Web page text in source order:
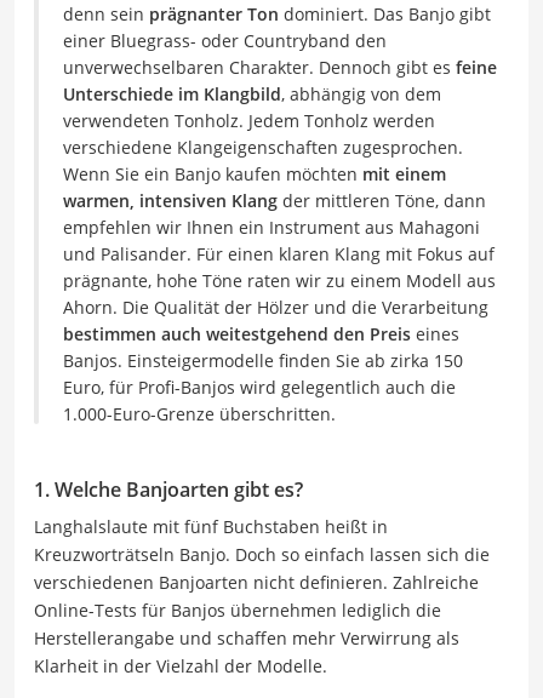
denn sein prägnanter Ton dominiert. Das Banjo gibt
einer Bluegrass- oder Countryband den
unverwechselbaren Charakter. Dennoch gibt es feine
Unterschiede im Klangbild, abhängig von dem
verwendeten Tonholz. Jedem Tonholz werden
verschiedene Klangeigenschaften zugesprochen.
Wenn Sie ein Banjo kaufen möchten mit einem
warmen, intensiven Klang der mittleren Töne, dann
empfehlen wir Ihnen ein Instrument aus Mahagoni
und Palisander. Für einen klaren Klang mit Fokus auf
prägnante, hohe Töne raten wir zu einem Modell aus
Ahorn. Die Qualität der Hölzer und die Verarbeitung
bestimmen auch weitestgehend den Preis eines
Banjos. Einsteigermodelle finden Sie ab zirka 150
Euro, für Profi-Banjos wird gelegentlich auch die
1.000-Euro-Grenze überschritten.
1. Welche Banjoarten gibt es?
Langhalslaute mit fünf Buchstaben heißt in
Kreuzworträtseln Banjo. Doch so einfach lassen sich die
verschiedenen Banjoarten nicht definieren. Zahlreiche
Online-Tests für Banjos übernehmen lediglich die
Herstellerangabe und schaffen mehr Verwirrung als
Klarheit in der Vielzahl der Modelle.